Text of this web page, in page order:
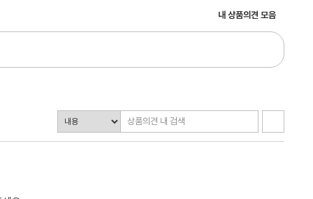
내 상품의견 모음